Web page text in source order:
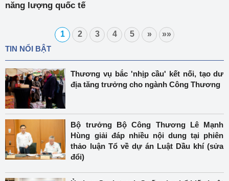
năng lượng quốc tế
1 2 3 4 5 »
»»
TIN NỔI BẬT
Thương vụ bắc 'nhịp cầu' kết nối, tạo dư
địa tăng trưởng cho ngành Công Thương
Bộ trưởng Bộ Công Thương Lê Mạnh
Hùng giải đáp nhiều nội dung tại phiên
thảo luận Tổ về dự án Luật Dầu khí (sửa
đổi)